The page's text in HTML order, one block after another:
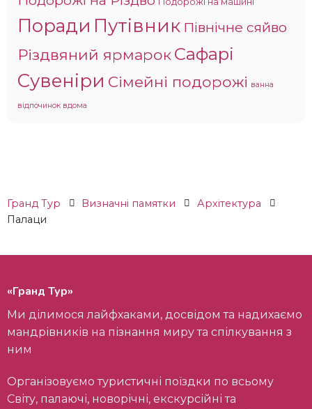
Поради Путівник Північне сяйво
Різдвяний ярмарок Сафарі
Сувеніри Сімейні подорожі ванна
відпочинок вдома
Гранд Тур Визначні памятки
Архітектура
Палаци
«Гранд Тур»
Ми ділимося лайфхаками, досвідом та надихаємо
мандрівників на пізнання миру та спілкування з
ним
Організовуємо туристичні поїздки по всьому
Світу, палаючі, новорічні, екскурсійні та